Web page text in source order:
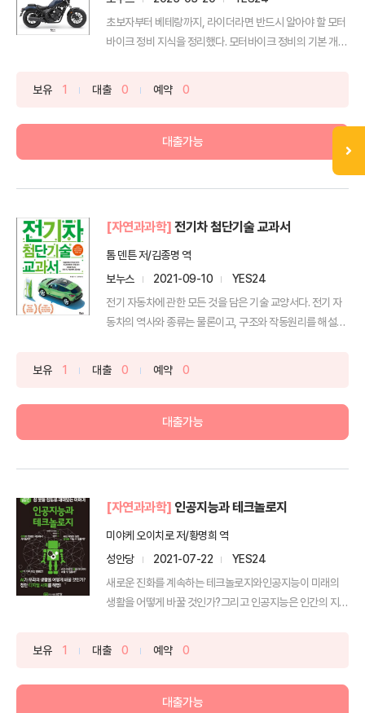
초보자부터 베테랑까지, 라이더라면 반드시 알아야 할 모터
바이크 정비 지식을 정리했다. 모터바이크 정비의 기본 개념
보유 1 대출 0 예약 0
대출가능
[자연과과학] 전기차 첨단기술 교과서
톰 덴튼 저/김종명 역
보누스
2021-09-10
YES24
전기 자동차에 관한 모든 것을 담은 기술 교양서다. 전기 자
동차의 역사와 종류는 물론이고, 구조와 작동원리를 해설한
보유 1 대출 0 예약 0
대출가능
[자연과과학] 인공지능과 테크놀로지
미야케 오이치로 저/황명희 역
성안당
2021-07-22
YES24
새로운 진화를 계속하는 테크놀로지와인공지능이 미래의
생활을 어떻게 바꿀 것인가?그리고 인공지능은 인간의 지능
보유 1 대출 0 예약 0
대출가능